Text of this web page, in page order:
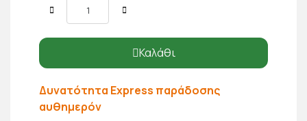
Καλάθι
Δυνατότητα Express παράδοσης
αυθημερόν